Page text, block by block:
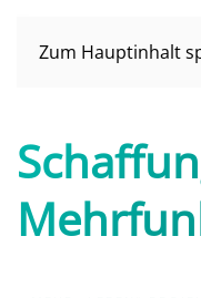
Zum Hauptinhalt